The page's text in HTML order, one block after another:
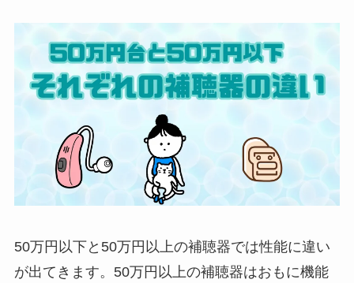
50万円以下と50万円以上の補聴器では性能に違い
が出てきます。50万円以上の補聴器はおもに機能